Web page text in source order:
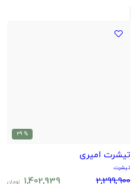
% 39
تیشرت امیری
تیشرت
2,299,900
1,402,939 تومان